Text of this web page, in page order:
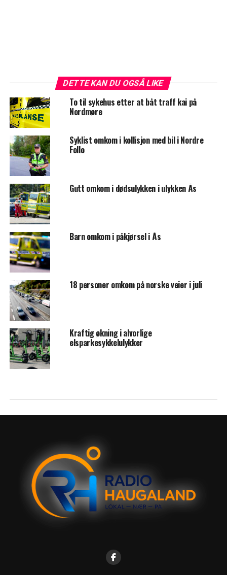
DETTE KAN DU OGSÅ LIKE
To til sykehus etter at båt traff kai på
Nordmøre
Syklist omkom i kollisjon med bil i Nordre
Follo
Gutt omkom i dødsulykken i ulykken Ås
Barn omkom i påkjørsel i Ås
18 personer omkom på norske veier i juli
Kraftig økning i alvorlige
elsparkesykkelulykker